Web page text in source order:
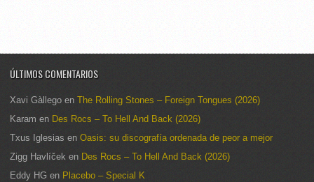
ÚLTIMOS COMENTARIOS
Xavi Gàllego en The Rolling Stones – Foreign Tongues (2026)
Karam en Des Rocs – To Hell And Back (2026)
Txus Iglesias en Oasis: su discografía ordenada de peor a mejor
Zigg Havlíček en Des Rocs – To Hell And Back (2026)
Eddy HG en Placebo – Special K